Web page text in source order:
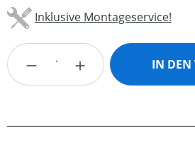
Inklusive Montageservice!
Produkt Anzahl: Gib den
IN DEN